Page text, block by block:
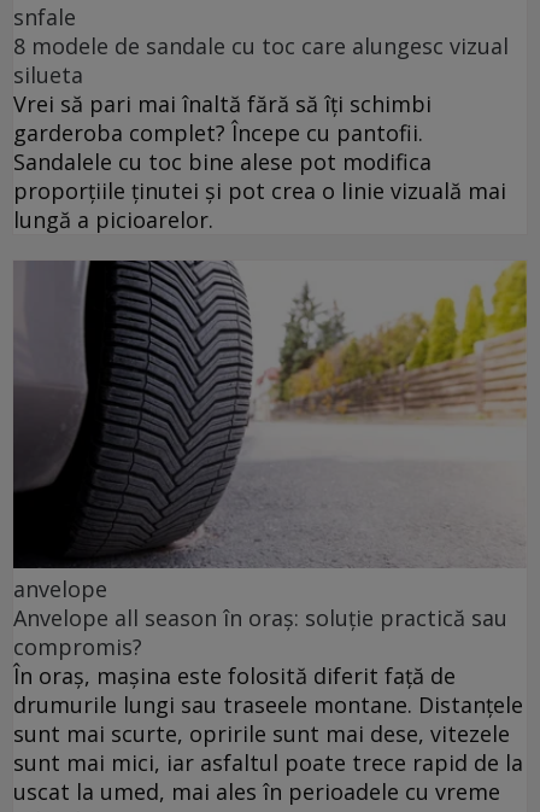
snfale
8 modele de sandale cu toc care alungesc vizual
silueta
Vrei să pari mai înaltă fără să îți schimbi
garderoba complet? Începe cu pantofii.
Sandalele cu toc bine alese pot modifica
proporțiile ținutei și pot crea o linie vizuală mai
lungă a picioarelor.
anvelope
Anvelope all season în oraș: soluție practică sau
compromis?
În oraș, mașina este folosită diferit față de
drumurile lungi sau traseele montane. Distanțele
sunt mai scurte, opririle sunt mai dese, vitezele
sunt mai mici, iar asfaltul poate trece rapid de la
uscat la umed, mai ales în perioadele cu vreme